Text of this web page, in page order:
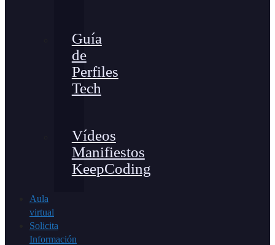
Guía
de
Perfiles
Tech
Vídeos
Manifiestos
KeepCoding
Aula
virtual
Solicita
Información